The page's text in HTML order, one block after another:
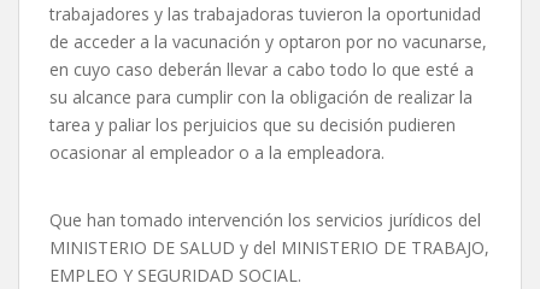
trabajadores y las trabajadoras tuvieron la oportunidad
de acceder a la vacunación y optaron por no vacunarse,
en cuyo caso deberán llevar a cabo todo lo que esté a
su alcance para cumplir con la obligación de realizar la
tarea y paliar los perjuicios que su decisión pudieren
ocasionar al empleador o a la empleadora.
Que han tomado intervención los servicios jurídicos del
MINISTERIO DE SALUD y del MINISTERIO DE TRABAJO,
EMPLEO Y SEGURIDAD SOCIAL.